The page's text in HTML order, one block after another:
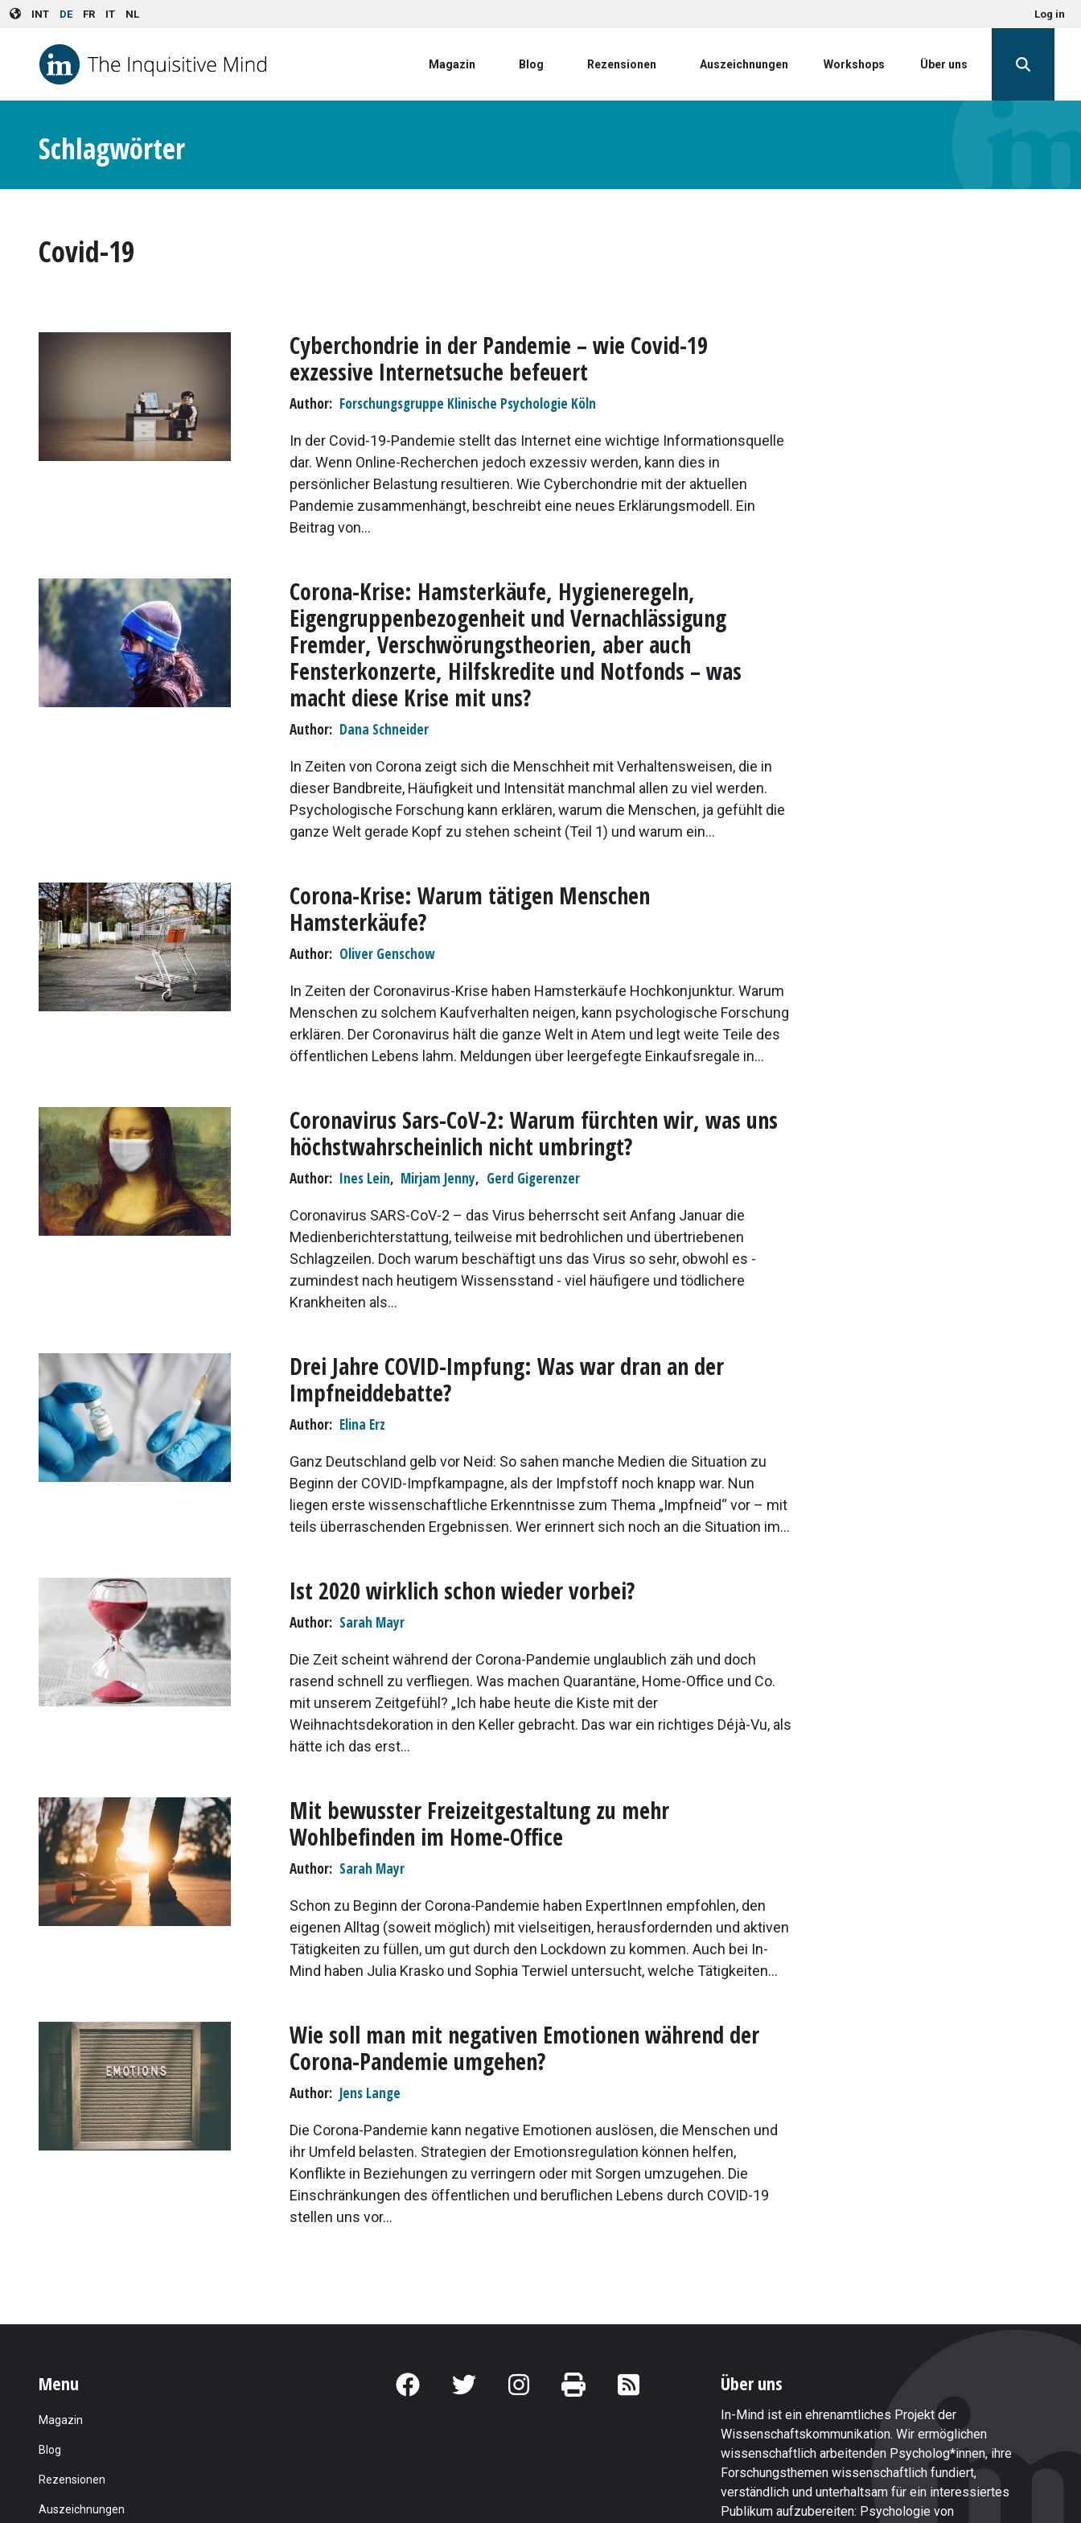
Skip to main content
INT DE FR IT NL Log in
Magazin Blog Rezensionen Auszeichnungen Workshops Über uns
Schlagwörter
Covid-19
Cyberchondrie in der Pandemie – wie Covid-19
exzessive Internetsuche befeuert
Author Forschungsgruppe Klinische Psychologie Köln
In der Covid-19-Pandemie stellt das Internet eine wichtige Informationsquelle
dar. Wenn Online-Recherchen jedoch exzessiv werden, kann dies in
persönlicher Belastung resultieren. Wie Cyberchondrie mit der aktuellen
Pandemie zusammenhängt, beschreibt eine neues Erklärungsmodell. Ein
Beitrag von...
Corona-Krise: Hamsterkäufe, Hygieneregeln,
Eigengruppenbezogenheit und Vernachlässigung
Fremder, Verschwörungstheorien, aber auch
Fensterkonzerte, Hilfskredite und Notfonds – was
macht diese Krise mit uns?
Author Dana Schneider
In Zeiten von Corona zeigt sich die Menschheit mit Verhaltensweisen, die in
dieser Bandbreite, Häufigkeit und Intensität manchmal allen zu viel werden.
Psychologische Forschung kann erklären, warum die Menschen, ja gefühlt die
ganze Welt gerade Kopf zu stehen scheint (Teil 1) und warum ein...
Corona-Krise: Warum tätigen Menschen
Hamsterkäufe?
Author Oliver Genschow
In Zeiten der Coronavirus-Krise haben Hamsterkäufe Hochkonjunktur. Warum
Menschen zu solchem Kaufverhalten neigen, kann psychologische Forschung
erklären. Der Coronavirus hält die ganze Welt in Atem und legt weite Teile des
öffentlichen Lebens lahm. Meldungen über leergefegte Einkaufsregale in...
Coronavirus Sars-CoV-2: Warum fürchten wir, was uns
höchstwahrscheinlich nicht umbringt?
Author Ines Lein, Mirjam Jenny, Gerd Gigerenzer
Coronavirus SARS-CoV-2 – das Virus beherrscht seit Anfang Januar die
Medienberichterstattung, teilweise mit bedrohlichen und übertriebenen
Schlagzeilen. Doch warum beschäftigt uns das Virus so sehr, obwohl es -
zumindest nach heutigem Wissensstand - viel häufigere und tödlichere
Krankheiten als...
Drei Jahre COVID-Impfung: Was war dran an der
Impfneiddebatte?
Author Elina Erz
Ganz Deutschland gelb vor Neid: So sahen manche Medien die Situation zu
Beginn der COVID-Impfkampagne, als der Impfstoff noch knapp war. Nun
liegen erste wissenschaftliche Erkenntnisse zum Thema „Impfneid“ vor – mit
teils überraschenden Ergebnissen. Wer erinnert sich noch an die Situation im...
Ist 2020 wirklich schon wieder vorbei?
Author Sarah Mayr
Die Zeit scheint während der Corona-Pandemie unglaublich zäh und doch
rasend schnell zu verfliegen. Was machen Quarantäne, Home-Office und Co.
mit unserem Zeitgefühl? „Ich habe heute die Kiste mit der
Weihnachtsdekoration in den Keller gebracht. Das war ein richtiges Déjà-Vu, als
hätte ich das erst...
Mit bewusster Freizeitgestaltung zu mehr
Wohlbefinden im Home-Office
Author Sarah Mayr
Schon zu Beginn der Corona-Pandemie haben ExpertInnen empfohlen, den
eigenen Alltag (soweit möglich) mit vielseitigen, herausfordernden und aktiven
Tätigkeiten zu füllen, um gut durch den Lockdown zu kommen. Auch bei In-
Mind haben Julia Krasko und Sophia Terwiel untersucht, welche Tätigkeiten...
Wie soll man mit negativen Emotionen während der
Corona-Pandemie umgehen?
Author Jens Lange
Die Corona-Pandemie kann negative Emotionen auslösen, die Menschen und
ihr Umfeld belasten. Strategien der Emotionsregulation können helfen,
Konflikte in Beziehungen zu verringern oder mit Sorgen umzugehen. Die
Einschränkungen des öffentlichen und beruflichen Lebens durch COVID-19
stellen uns vor...
Menu
Magazin
Blog
Rezensionen
Auszeichnungen
Über uns
In-Mind ist ein ehrenamtliches Projekt der
Wissenschaftskommunikation. Wir ermöglichen
wissenschaftlich arbeitenden Psycholog*innen, ihre
Forschungsthemen wissenschaftlich fundiert,
verständlich und unterhaltsam für ein interessiertes
Publikum aufzubereiten: Psychologie von